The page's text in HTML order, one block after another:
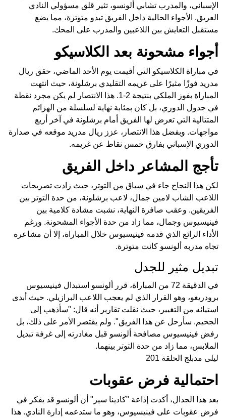
الإسباني، والمدرب تشابي ألونسو، تثير قلق مسؤولي النادي
العريق. الأجواء الحالية داخل الفريق تبدو متوترة، مما يضع
مستقبل التعايش بين اللاعبين والمدرب على المحك.
أجواء مشحونة بعد الكلاسيكو
في مباراة الكلاسيكو التي أقيمت يوم الأحد الماضي، حقق ريال
مدريد فوزًا مثيرًا على غريمه التقليدي برشلونة، حيث انتهت
المباراة بفوز الملكي بنتيجة 2-1. هذا الانتصار لم يكن مجرد نقطة
في جدول الدوري، بل كان بمثابة نهاية لسلسلة من الهزائم
المتتالية التي تعرض لها الفريق أمام برشلونة في آخر أربع
مواجهات. وبفضل هذا الانتصار، عزز ريال مدريد موقعه في صدارة
الدوري الإسباني بفارق خمس نقاط عن غريمه.
تأجج المشاعر داخل الفريق
لكن هذا النجاح جاء في سياق من التوتر، حيث زادت تصريحات
اللاعب الشاب لامين جمال، لاعب برشلونة، من حدة التوتر بين
الفريقين. وعقب صافرة النهاية، نشبت مشادة كلامية بين
فينيسيوس وجمال، مما زاد من حدة الأجواء المشحونة. ورغم
الأداء الرائع الذي قدمه فينيسيوس خلال المباراة، إلا أن مشاعره
تجاه مدربه ألونسو كانت متوترة.
تبديل مثير للجدل
في الدقيقة 72 من المباراة، قرر ألونسو استبدال فينيسيوس
برودريغو، وهو القرار الذي لم يعجب اللاعب البرازيلي. حيث أبدى
استيائه من التغيير، حيث نقلت تقارير أنه قال: "سأذهب إلى
الجحيم. سأرحل عن هذا الفريق". ولم يقتصر الأمر على ذلك، بل
رفض فينيسيوس مصافحة ألونسو قبل مغادرته إلى غرفة تبديل
الملابس، مما زاد من حدة التوتر بينهما.
ليلى مدبلج الحلقة 201
احتمالية فرض عقوبات
بعد هذا الجدال، أكدت إذاعة "كادينا سير" أن ألونسو قد يفكر في
فرض عقوبات على فينيسيوس، وهو ما ستدعمه إدارة النادي. هذا